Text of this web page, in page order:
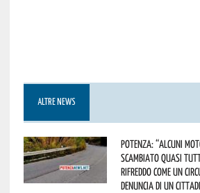
ALTRE NEWS
Potenza: “alcuni
scambiato quasi
Rifreddo come un
denuncia di un